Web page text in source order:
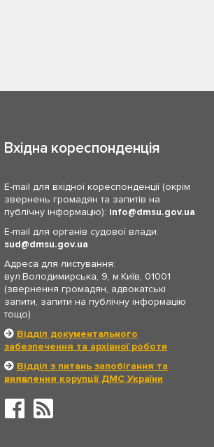
Вхідна кореспонденція
E-mail для вхідної кореспонденції (окрім
звернень громадян та запитів на
публічну інформацію): info
dmsu.gov.ua
E-mail для органів судової влади:
sud
dmsu.gov.ua
Адреса для листування:
вул.Володимирська, 9, м.Київ, 01001
(звернення громадян, адвокатські
запити, запити на публічну інформацію
тощо)
Відділ документального
забезпечення та архівної роботи
Відділ з питань запобігання та
виявлення корупції ДМС України